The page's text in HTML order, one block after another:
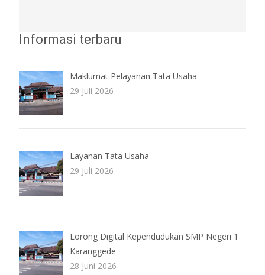
Informasi terbaru
Maklumat Pelayanan Tata Usaha
29 Juli 2026
Layanan Tata Usaha
29 Juli 2026
Lorong Digital Kependudukan SMP Negeri 1
Karanggede
28 Juni 2026